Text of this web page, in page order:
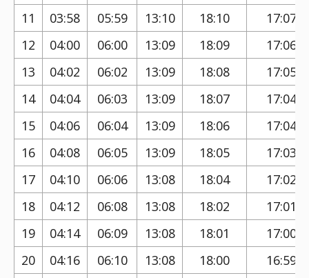
11
03:58 05:59 13:10 18:10
17:07
12
04:00 06:00 13:09 18:09
17:06
13
04:02 06:02 13:09 18:08
17:05
14
04:04 06:03 13:09 18:07
17:04
15
04:06 06:04 13:09 18:06
17:04
16
04:08 06:05 13:09 18:05
17:03
17
04:10 06:06 13:08 18:04
17:02
18
04:12 06:08 13:08 18:02
17:01
19
04:14 06:09 13:08 18:01
17:00
20
04:16 06:10 13:08 18:00
16:59